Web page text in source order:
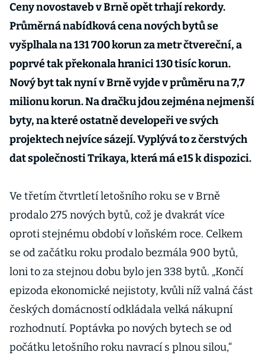
Ceny novostaveb v Brně opět trhají rekordy.
Průměrná nabídková cena nových bytů se
vyšplhala na 131 700 korun za metr čtvereční, a
poprvé tak překonala hranici 130 tisíc korun.
Nový byt tak nyní v Brně vyjde v průměru na 7,7
milionu korun. Na dračku jdou zejména nejmenší
byty, na které ostatně developeři ve svých
projektech nejvíce sázejí. Vyplývá to z čerstvých
dat společnosti Trikaya, která má e15 k dispozici.
Ve třetím čtvrtletí letošního roku se v Brně
prodalo 275 nových bytů, což je dvakrát více
oproti stejnému období v loňském roce. Celkem
se od začátku roku prodalo bezmála 900 bytů,
loni to za stejnou dobu bylo jen 338 bytů. „Končí
epizoda ekonomické nejistoty, kvůli níž valná část
českých domácností odkládala velká nákupní
rozhodnutí. Poptávka po nových bytech se od
počátku letošního roku navrací s plnou silou,“